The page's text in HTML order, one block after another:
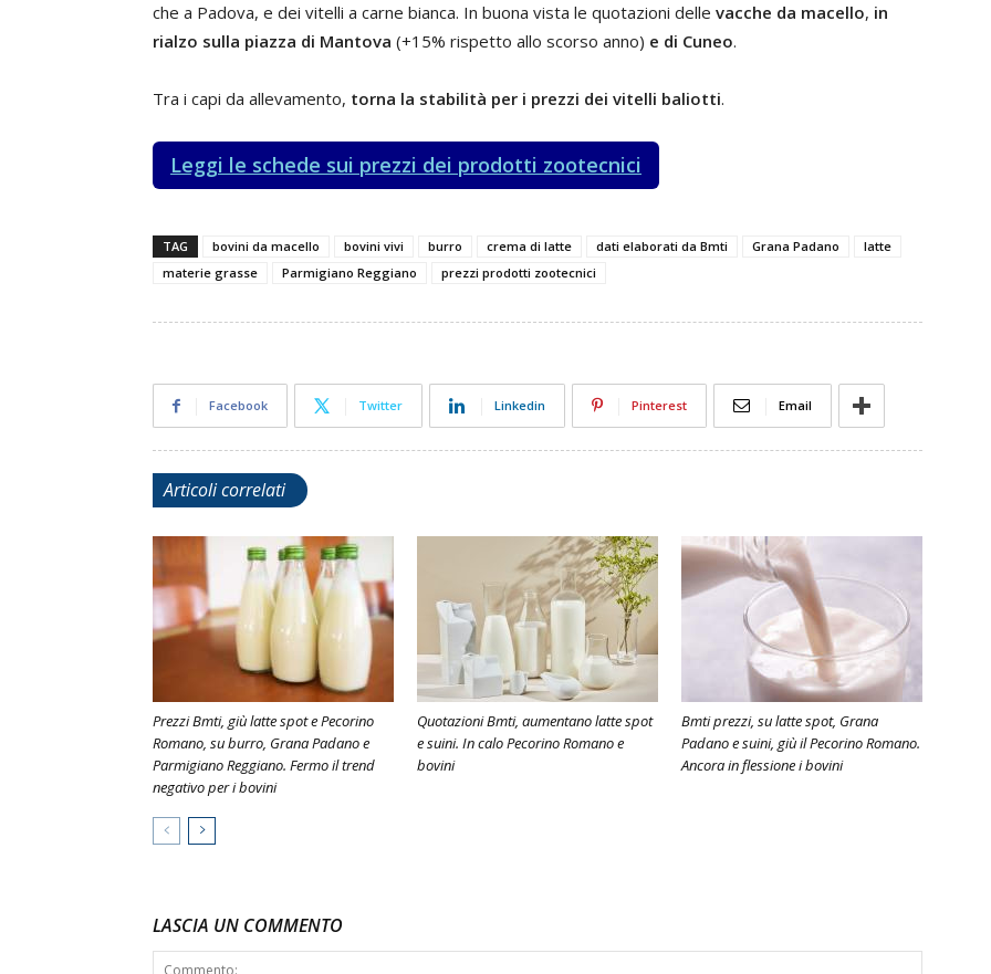
che a Padova, e dei vitelli a carne bianca. In buona vista le quotazioni delle vacche da macello, in
rialzo sulla piazza di Mantova (+15% rispetto allo scorso anno) e di Cuneo.
Tra i capi da allevamento, torna la stabilità per i prezzi dei vitelli baliotti.
Leggi le schede sui prezzi dei prodotti zootecnici
TAG bovini da macello bovini vivi burro crema di latte dati elaborati da Bmti Grana Padano
latte
materie grasse
Parmigiano Reggiano prezzi prodotti zootecnici
Facebook Twitter Linkedin Pinterest Email
Articoli correlati
Prezzi Bmti, giù latte spot e Pecorino
Romano, su burro, Grana Padano e
Parmigiano Reggiano. Fermo il trend
negativo per i bovini
Quotazioni Bmti, aumentano latte spot
e suini. In calo Pecorino Romano e
bovini
Bmti prezzi, su latte spot, Grana
Padano e suini, giù il Pecorino Romano.
Ancora in flessione i bovini
LASCIA UN COMMENTO